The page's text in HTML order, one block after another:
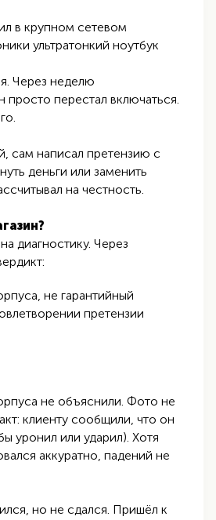
в крупном сетевом
ультратонкий ноутбук
Через неделю
просто перестал включаться.
сам написал претензию с
деньги или заменить
на честность.
диагностику. Через
не гарантийный
претензии
не объяснили. Фото не
клиенту сообщили, что он
уронил или ударил). Хотя
аккуратно, падений не
но не сдался. Пришёл к